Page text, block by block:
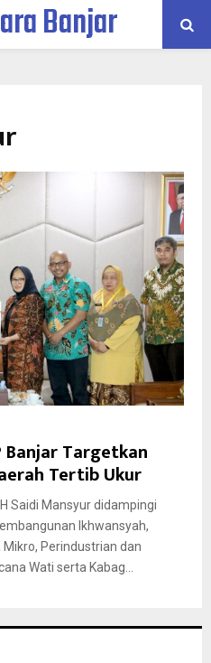
Banjar
Banjar Targetkan
Tertib Ukur
Saidi Mansyur didampingi
Ikhwansyah,
Mikro, Perindustrian dan
Wati serta Kabag...